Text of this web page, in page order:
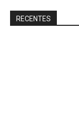
RECENTES